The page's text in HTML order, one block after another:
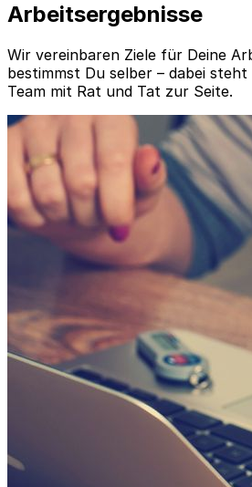
Arbeitsergebnisse
Wir vereinbaren Ziele für Deine
bestimmst Du selber – dabei steht
Team mit Rat und Tat zur Seite.